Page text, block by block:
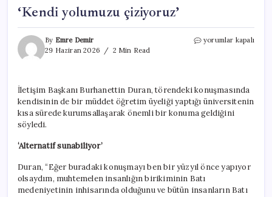
‘Kendi yolumuzu çiziyoruz’
By Emre Demir
29 Haziran 2026
2 Min Read
‘Kendi
yorumlar kapalı
İletişim Başkanı Burhanettin Duran, törendeki konuşmasında
kendisinin de bir müddet öğretim üyeliği yaptığı üniversitenin
kısa sürede kurumsallaşarak önemli bir konuma geldiğini
söyledi.
‘Alternatif sunabiliyor’
Duran, “Eğer buradaki konuşmayı ben bir yüzyıl önce yapıyor
olsaydım, muhtemelen insanlığın birikiminin Batı
medeniyetinin inhisarında olduğunu ve bütün insanların Batı